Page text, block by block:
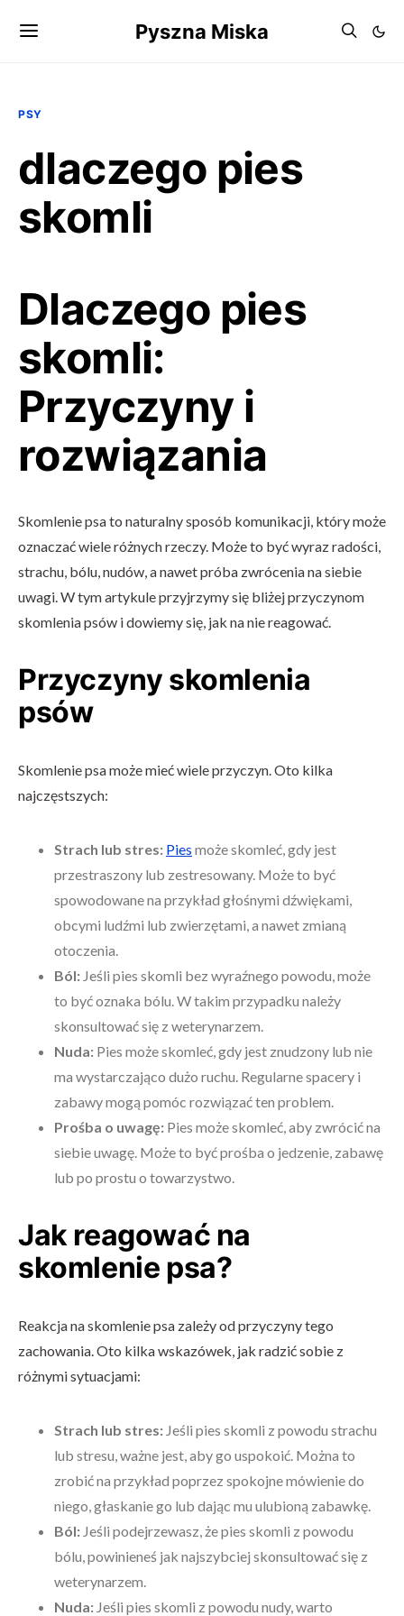
Pyszna Miska
PSY
dlaczego pies
skomli
Dlaczego pies
skomli:
Przyczyny i
rozwiązania
Skomlenie psa to naturalny sposób komunikacji, który może
oznaczać wiele różnych rzeczy. Może to być wyraz radości,
strachu, bólu, nudów, a nawet próba zwrócenia na siebie
uwagi. W tym artykule przyjrzymy się bliżej przyczynom
skomlenia psów i dowiemy się, jak na nie reagować.
Przyczyny skomlenia
psów
Skomlenie psa może mieć wiele przyczyn. Oto kilka
najczęstszych:
Strach lub stres: Pies może skomleć, gdy jest
przestraszony lub zestresowany. Może to być
spowodowane na przykład głośnymi dźwiękami,
obcymi ludźmi lub zwierzętami, a nawet zmianą
otoczenia.
Ból: Jeśli pies skomli bez wyraźnego powodu, może
to być oznaka bólu. W takim przypadku należy
skonsultować się z weterynarzem.
Nuda: Pies może skomleć, gdy jest znudzony lub nie
ma wystarczająco dużo ruchu. Regularne spacery i
zabawy mogą pomóc rozwiązać ten problem.
Prośba o uwagę: Pies może skomleć, aby zwrócić na
siebie uwagę. Może to być prośba o jedzenie, zabawę
lub po prostu o towarzystwo.
Jak reagować na
skomlenie psa?
Reakcja na skomlenie psa zależy od przyczyny tego
zachowania. Oto kilka wskazówek, jak radzić sobie z
różnymi sytuacjami:
Strach lub stres: Jeśli pies skomli z powodu strachu
lub stresu, ważne jest, aby go uspokoić. Można to
zrobić na przykład poprzez spokojne mówienie do
niego, głaskanie go lub dając mu ulubioną zabawkę.
Ból: Jeśli podejrzewasz, że pies skomli z powodu
bólu, powinieneś jak najszybciej skonsultować się z
weterynarzem.
Nuda: Jeśli pies skomli z powodu nudy, warto